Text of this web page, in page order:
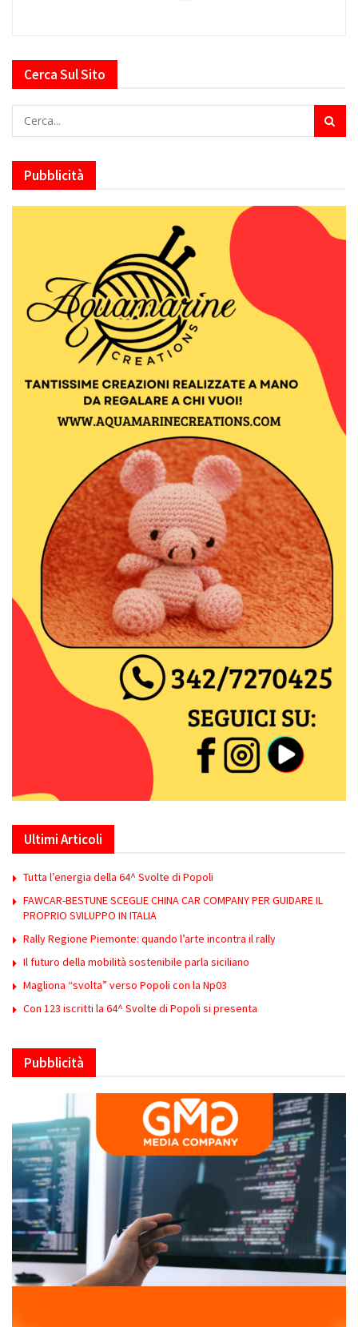
Cerca Sul Sito
Pubblicità
Ultimi Articoli
Tutta l’energia della 64^ Svolte di Popoli
FAWCAR-BESTUNE SCEGLIE CHINA CAR COMPANY PER GUIDARE IL
PROPRIO SVILUPPO IN ITALIA
Rally Regione Piemonte: quando l’arte incontra il rally
Il futuro della mobilità sostenibile parla siciliano
Magliona “svolta” verso Popoli con la Np03
Con 123 iscritti la 64^ Svolte di Popoli si presenta
Pubblicità